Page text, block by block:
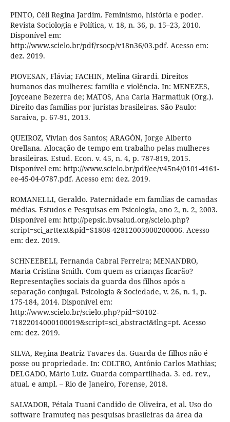
PINTO, Céli Regina Jardim. Feminismo, história e poder.
Revista Sociologia e Política, v. 18, n. 36, p. 15–23, 2010.
Disponível em:
http://www.scielo.br/pdf/rsocp/v18n36/03.pdf. Acesso em:
dez. 2019.
PIOVESAN, Flávia; FACHIN, Melina Girardi. Direitos
humanos das mulheres: família e violência. In: MENEZES,
Joyceane Bezerra de; MATOS, Ana Carla Harmatiuk (Org.).
Direito das famílias por juristas brasileiras. São Paulo:
Saraiva, p. 67-91, 2013.
QUEIROZ, Vívian dos Santos; ARAGÓN, Jorge Alberto
Orellana. Alocação de tempo em trabalho pelas mulheres
brasileiras. Estud. Econ. v. 45, n. 4, p. 787-819, 2015.
Disponível em: http://www.scielo.br/pdf/ee/v45n4/0101-4161-
ee-45-04-0787.pdf. Acesso em: dez. 2019.
ROMANELLI, Geraldo. Paternidade em famílias de camadas
médias. Estudos e Pesquisas em Psicologia, ano 2, n. 2, 2003.
Disponível em: http://pepsic.bvsalud.org/scielo.php?
script=sci_arttext&pid=S1808-42812003000200006. Acesso
em: dez. 2019.
SCHNEEBELI, Fernanda Cabral Ferreira; MENANDRO,
Maria Cristina Smith. Com quem as crianças ficarão?
Representações sociais da guarda dos filhos após a
separação conjugal. Psicologia & Sociedade, v. 26, n. 1, p.
175-184, 2014. Disponível em:
http://www.scielo.br/scielo.php?pid=S0102-
71822014000100019&script=sci_abstract&tlng=pt. Acesso
em: dez. 2019.
SILVA, Regina Beatriz Tavares da. Guarda de filhos não é
posse ou propriedade. In: COLTRO, Antônio Carlos Mathias;
DELGADO, Mário Luiz. Guarda compartilhada. 3. ed. rev.,
atual. e ampl. – Rio de Janeiro, Forense, 2018.
SALVADOR, Pétala Tuani Candido de Oliveira, et al. Uso do
software Iramuteq nas pesquisas brasileiras da área da